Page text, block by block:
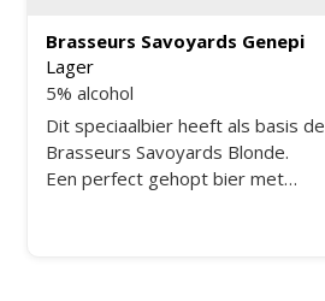
Brasseurs Savoyards Genepi
Lager
5% alcohol
Dit speciaalbier heeft als basis de
Brasseurs Savoyards Blonde.
Een perfect gehopt bier met